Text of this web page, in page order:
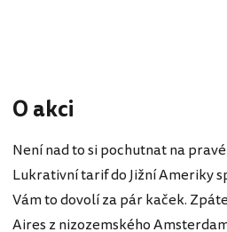
O akci
Není nad to si pochutnat na
Lukrativní tarif do Jižní Ameriky
Vám to dovolí za pár kaček.
Aires z nizozemského